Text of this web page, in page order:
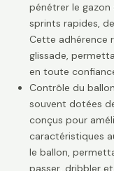
pénétrer le
sprints rapides,
Cette adhérence
glissade,
en toute
Contrôle du
souvent dotées
conçus pour
caractéristiques
le ballon,